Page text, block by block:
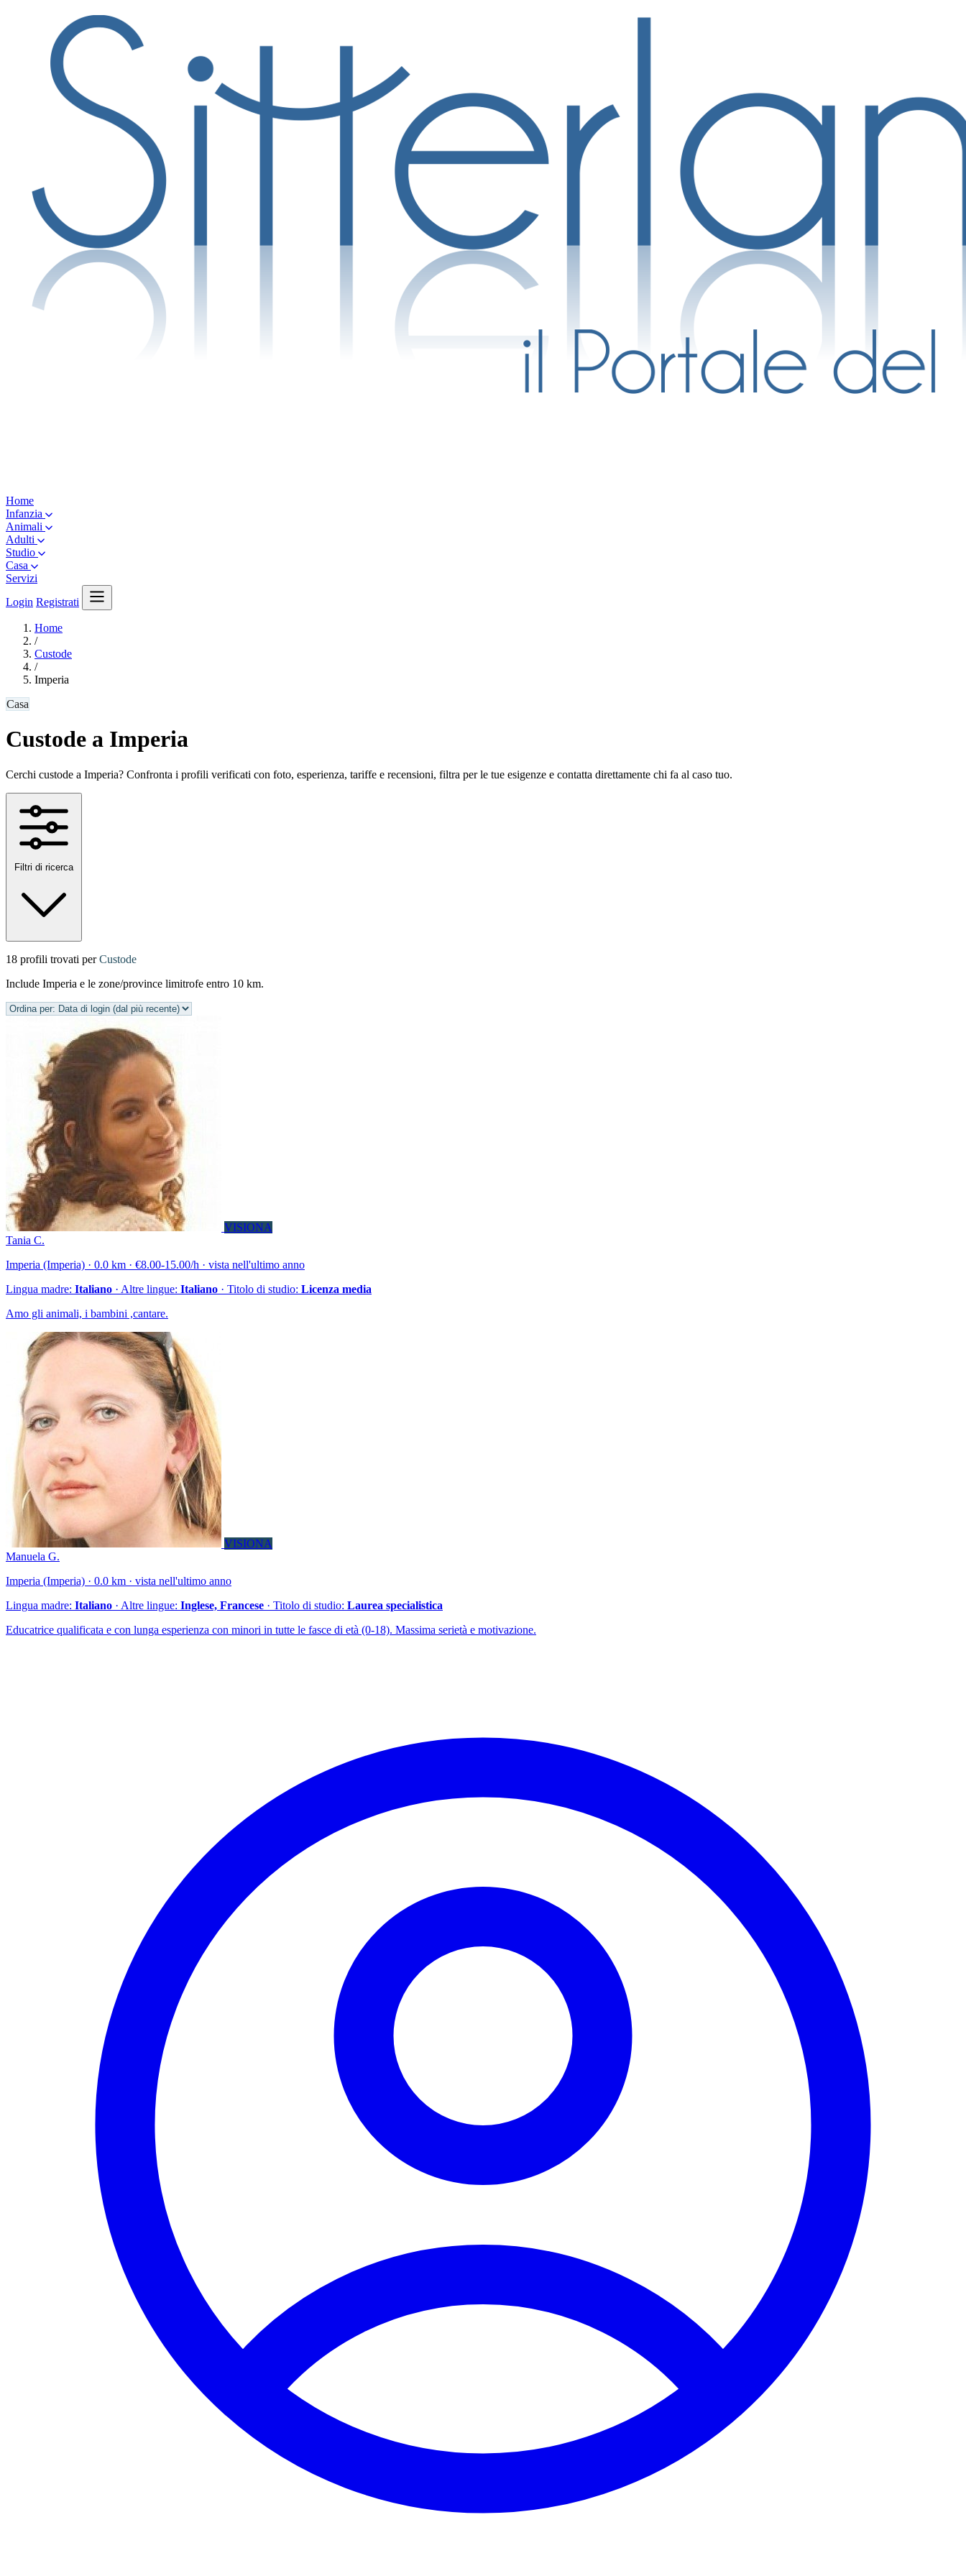
Home
Infanzia
Animali
Adulti
Studio
Casa
Servizi
Login Registrati
Home
/
Custode
/
Imperia
Casa
Custode a Imperia
Cerchi custode a Imperia? Confronta i profili verificati con foto, esperienza, tariffe e recensioni, filtra per le tue esigenze e contatta direttamente chi fa al caso tuo.
Filtri di ricerca
18 profili trovati perCustode
Include Imperia e le zone/province limitrofe entro 10 km.
VISIONA
Tania C.
Imperia (Imperia) · 0.0 km · €8.00-15.00/h · vista nell'ultimo anno
Lingua madre: Italiano · Altre lingue: Italiano · Titolo di studio: Licenza media
Amo gli animali, i bambini ,cantare.
VISIONA
Manuela G.
Imperia (Imperia) · 0.0 km · vista nell'ultimo anno
Lingua madre: Italiano · Altre lingue: Inglese, Francese · Titolo di studio: Laurea specialistica
Educatrice qualificata e con lunga esperienza con minori in tutte le fasce di età (0-18). Massima serietà e motivazione.